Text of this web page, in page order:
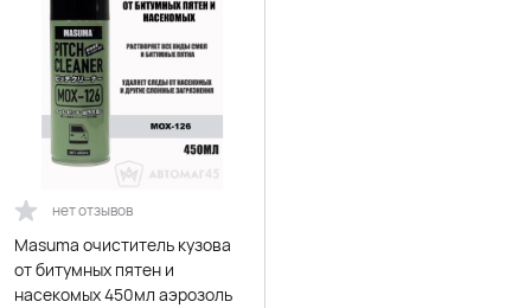
нет отзывов
Masuma очиститель кузова
от битумных пятен и
насекомых 450мл аэрозоль